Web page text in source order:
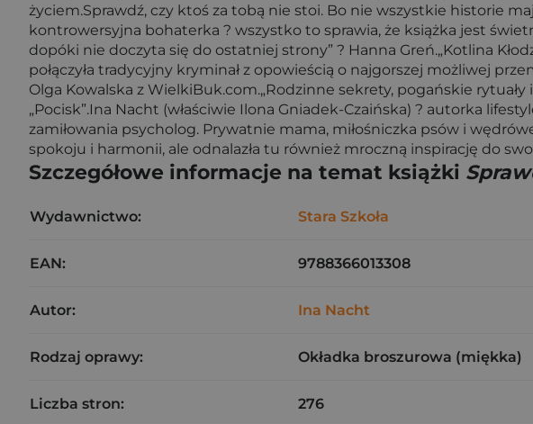
życiem.Sprawdź, czy ktoś za tobą nie stoi. Bo nie wszystkie historie
kontrowersyjna bohaterka ? wszystko to sprawia, że książka jest
dopóki nie doczyta się do ostatniej strony” ? Hanna Greń.„Kotlina
połączyła tradycyjny kryminał z opowieścią o najgorszej możliwej
Olga Kowalska z WielkiBuk.com.„Rodzinne sekrety, pogańskie
„Pocisk”.Ina Nacht (właściwie Ilona Gniadek-Czaińska) ? autorka
zamiłowania psycholog. Prywatnie mama, miłośniczka psów i
spokoju i harmonii, ale odnalazła tu również mroczną inspirację do
Szczegółowe informacje na temat książki
Wydawnictwo: Stara Szkoła
EAN: 9788366013308
Autor: Ina Nacht
Rodzaj oprawy: Okładka broszurowa (miękka)
Liczba stron: 276